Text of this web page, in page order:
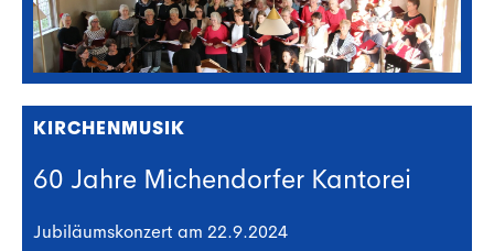
KIRCHENMUSIK
60 Jahre Michendorfer Kantorei
Jubiläumskonzert am 22.9.2024